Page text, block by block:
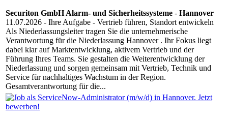
Securiton GmbH Alarm- und Sicherheitssysteme - Hannover
11.07.2026 - Ihre Aufgabe - Vertrieb führen, Standort entwickeln
Als Niederlassungsleiter tragen Sie die unternehmerische
Verantwortung für die Niederlassung Hannover . Ihr Fokus liegt
dabei klar auf Marktentwicklung, aktivem Vertrieb und der
Führung Ihres Teams. Sie gestalten die Weiterentwicklung der
Niederlassung und sorgen gemeinsam mit Vertrieb, Technik und
Service für nachhaltiges Wachstum in der Region.
Gesamtverantwortung für die...